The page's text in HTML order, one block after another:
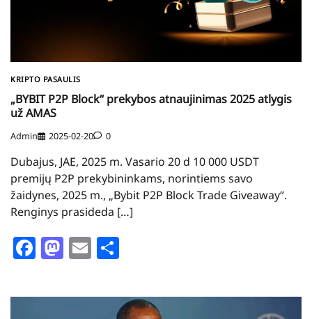
KRIPTO PASAULIS
„BYBIT P2P Block“ prekybos atnaujinimas 2025 atlygis
už AMAS
Admin 2025-02-20 0
Dubajus, JAE, 2025 m. Vasario 20 d 10 000 USDT
premijų P2P prekybininkams, norintiems savo
žaidynes, 2025 m., „Bybit P2P Block Trade Giveaway“.
Renginys prasideda […]
Facebook
Mastodon
Email